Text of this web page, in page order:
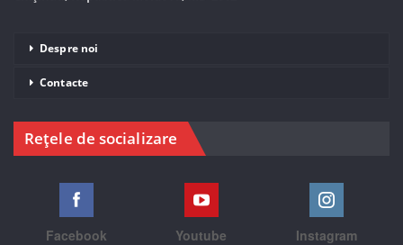
Despre noi
Contacte
Rețele de socializare
Facebook Youtube Instagram